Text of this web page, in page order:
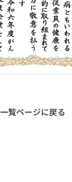
一覧ページに戻る